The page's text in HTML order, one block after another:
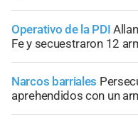
Operativo de la PDI
Fe y secuestraron 12
Narcos barriales
aprehendidos con un